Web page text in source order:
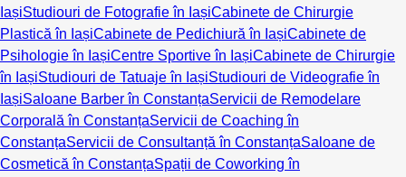
IașiStudiouri de Fotografie în IașiCabinete de Chirurgie
Plastică în IașiCabinete de Pedichiură în IașiCabinete de
Psihologie în IașiCentre Sportive în IașiCabinete de Chirurgie
în IașiStudiouri de Tatuaje în IașiStudiouri de Videografie în
IașiSaloane Barber în ConstanțaServicii de Remodelare
Corporală în ConstanțaServicii de Coaching în
ConstanțaServicii de Consultanță în ConstanțaSaloane de
Cosmetică în ConstanțaSpații de Coworking în